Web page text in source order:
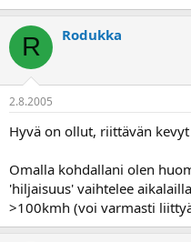
R Rodukka
2.8.2005
Hyvä on ollut, riittävän
Omalla kohdallani olen
'hiljaisuus' vaihtelee
>100kmh (voi varmasti